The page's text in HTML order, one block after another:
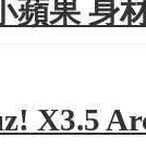
蘋果 身
X3.5